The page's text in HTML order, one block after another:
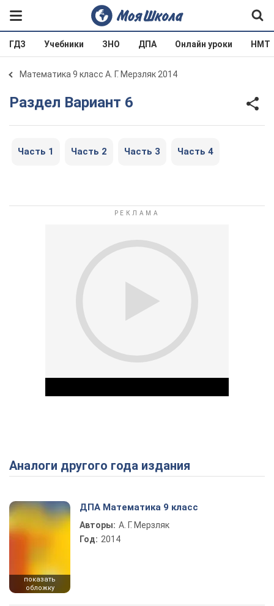
ГДЗ Учебники ЗНО ДПА Онлайн уроки НМТ
Математика 9 класс А. Г. Мерзляк 2014
Раздел Вариант 6
Часть 1 Часть 2 Часть 3 Часть 4
Play Video
Аналоги другого года издания
показать
обложку
ДПА Математика 9 класс
Авторы: А. Г. Мерзляк
Год: 2014